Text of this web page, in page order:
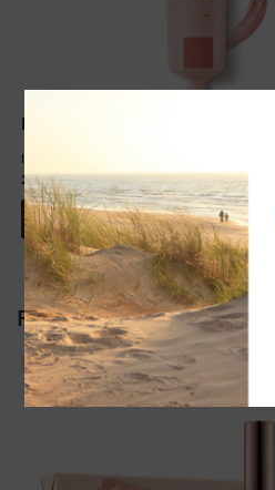
Delilah
In Bloom Radiant Liquid Blush Peony
211,00kr.
Læg i kurv
Relaterede produkter